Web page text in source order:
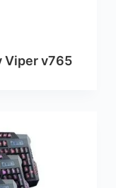
Viper v765